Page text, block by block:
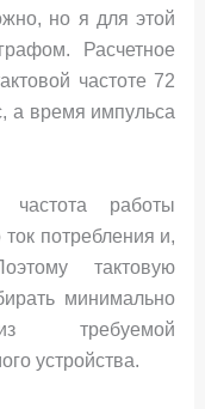
но я для этой
Расчетное
частоте 72
а время импульса
работы
потребления и,
тактовую
минимально
требуемой
устройства.